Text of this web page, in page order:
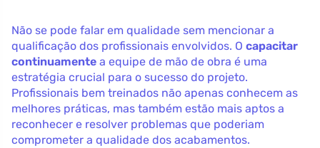
Não se pode falar em qualidade sem mencionar a
qualificação dos profissionais envolvidos. O capacitar
continuamente a equipe de mão de obra é uma
estratégia crucial para o sucesso do projeto.
Profissionais bem treinados não apenas conhecem as
melhores práticas, mas também estão mais aptos a
reconhecer e resolver problemas que poderiam
comprometer a qualidade dos acabamentos.